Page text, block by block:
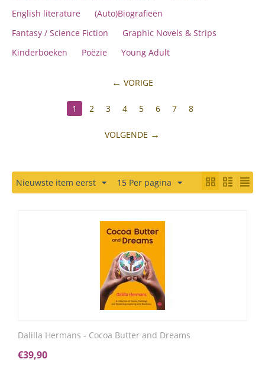
English literature
(Auto)Biografieën
Fantasy / Science Fiction
Graphic Novels & Strips
Kinderboeken
Poëzie Young Adult
VORIGE
1 2 3 4 5 6 7 8
VOLGENDE
Nieuwste item eerst 15 Per pagina
Dalilla Hermans - Cocoa Butter and Dreams
€39,90